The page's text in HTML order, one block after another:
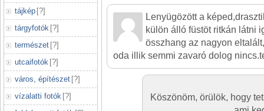
tájkép [?]
tárgyfotók [?]
természet [?]
utcaifotók [?]
város, építészet [?]
vízalatti fotók [?]
Lenyügözött a
külön álló füstöt ritkán látni
összhang az nagyon
oda illik semmi zavaró dolog
Köszönöm, örülök, hogy